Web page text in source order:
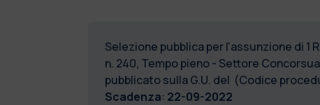
Selezione pubblica per l'assunzione di 1
n. 240, Tempo pieno - Settore
pubblicato sulla G.U. del (Codice
Scadenza: 22-09-2022